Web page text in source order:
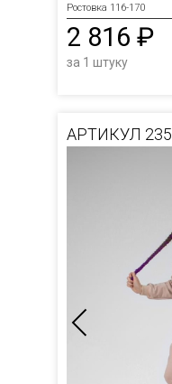
Ростовка 116-170
2 816 ₽
за 1 штуку
АРТИКУЛ 235